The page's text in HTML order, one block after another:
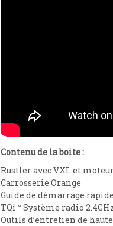
Contenu de la boite :
Rustler avec VXL et
Carrosserie Orange
Guide de démarrage rapide
TQi™ Système radio
Outils d’entretien de